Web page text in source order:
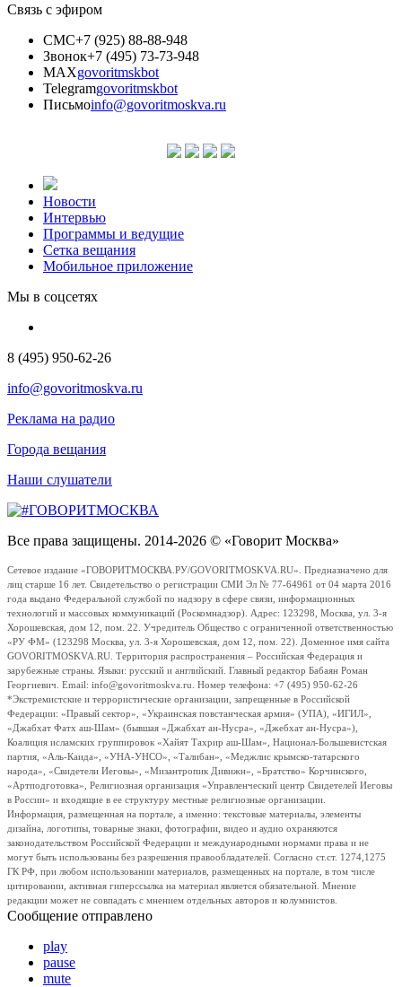
Связь с эфиром
СМС+7 (925) 88-88-948
Звонок+7 (495) 73-73-948
MAXgovoritmskbot
Telegramgovoritmskbot
Письмоinfo@govoritmoskva.ru
Новости
Интервью
Программы и ведущие
Сетка вещания
Мобильное приложение
Мы в соцсетях
8 (495) 950-62-26
info@govoritmoskva.ru
Реклама на радио
Города вещания
Наши слушатели
Все права защищены. 2014-2026 © «Говорит Москва»
Сетевое издание «ГОВОРИТМОСКВА.РУ/GOVORITMOSKVA.RU». Предназначено для
лиц старше 16 лет. Свидетельство о регистрации СМИ Эл № 77-64961 от 04 марта 2016
года выдано Федеральной службой по надзору в сфере связи, информационных
технологий и массовых коммуникаций (Роскомнадзор). Адрес: 123298, Москва, ул. 3-я
Хорошевская, дом 12, пом. 22. Учредитель Общество с ограниченной ответственностью
«РУ ФМ» (123298 Москва, ул. 3-я Хорошевская, дом 12, пом. 22). Доменное имя сайта
GOVORITMOSKVA.RU. Территория распространения – Российская Федерация и
зарубежные страны. Языки: русский и английский. Главный редактор Бабаян Роман
Георгиевич. Email: info@govoritmoskva.ru. Номер телефона: +7 (495) 950-62-26
*Экстремистские и террористические организации, запрещенные в Российской
Федерации: «Правый сектор», «Украинская повстанческая армия» (УПА), «ИГИЛ»,
«Джабхат Фатх аш-Шам» (бывшая «Джабхат ан-Нусра», «Джебхат ан-Нусра»),
Коалиция исламских группировок «Хайят Тахрир аш-Шам», Национал-Большевистская
партия, «Аль-Каида», «УНА-УНСО», «Талибан», «Меджлис крымско-татарского
народа», «Свидетели Иеговы», «Мизантропик Дивижн», «Братство» Корчинского,
«Артподготовка», Религиозная организация «Управленческий центр Свидетелей Иеговы
в России» и входящие в ее структуру местные религиозные организации.
Информация, размещенная на портале, а именно: текстовые материалы, элементы
дизайна, логотипы, товарные знаки, фотографии, видео и аудио охраняются
законодательством Российской Федерации и международными нормами права и не
могут быть использованы без разрешения правообладателей. Согласно ст.ст. 1274,1275
ГК РФ, при любом использовании материалов, размещенных на портале, в том числе
цитировании, активная гиперссылка на материал является обязательной. Мнение
редакции может не совпадать с мнением отдельных авторов и колумнистов.
Сообщение отправлено
play
pause
mute